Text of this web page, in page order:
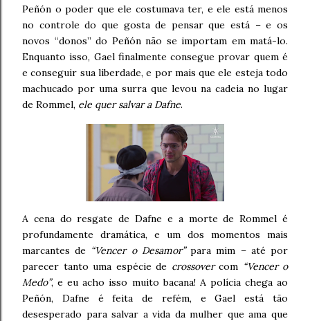
Peñón o poder que ele costumava ter, e ele está menos
no controle do que gosta de pensar que está – e os
novos “donos” do Peñón não se importam em matá-lo.
Enquanto isso, Gael finalmente consegue provar quem é
e conseguir sua liberdade, e por mais que ele esteja todo
machucado por uma surra que levou na cadeia no lugar
de Rommel, ele quer salvar a Dafne.
A cena do resgate de Dafne e a morte de Rommel é
profundamente dramática, e um dos momentos mais
marcantes de “Vencer o Desamor”para mim – até por
parecer tanto uma espécie de crossovercom “Vencer o
Medo”, e eu acho isso muito bacana! A polícia chega ao
Peñón, Dafne é feita de refém, e Gael está tão
desesperado para salvar a vida da mulher que ama que